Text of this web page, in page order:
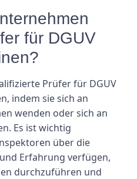
für DGUV
Prüfer für DGUV
indem sie sich an
wenden oder sich an
Es ist wichtig
über die
Erfahrung verfügen,
durchzuführen und